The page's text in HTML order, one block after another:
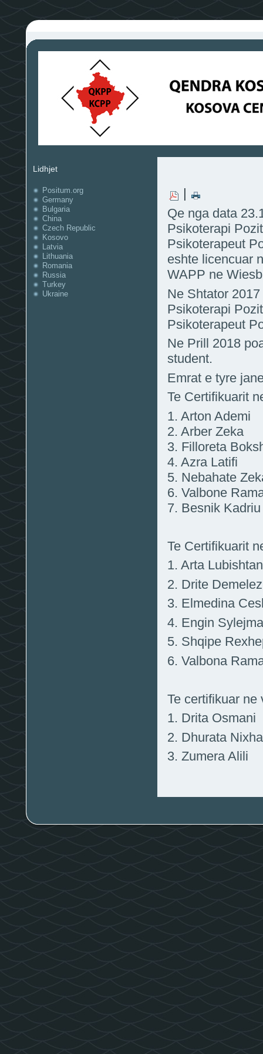
Lidhjet
Positum.org
Germany
Bulgaria
China
Czech Republic
Kosovo
Latvia
Lithuania
Romania
Russia
Turkey
Ukraine
|
Qe nga data
Psikoterapi
Psikoterapeut
eshte licencuar
WAPP ne
Ne Shtator
Psikoterapi
Psikoterapeut
Ne Prill 2018
student.
Emrat e tyre
Te Certifikuarit
1. Arton Ademi
2. Arber Zeka
3. Filloreta
4. Azra Latifi
5. Nebahate
6. Valbone
7. Besnik Kadriu
Te Certifikuarit
1. Arta
2. Drite
3. Elmedina
4. Engin
5. Shqipe
6. Valbona
Te certifikuar ne
1. Drita Osmani
2. Dhurata Nixha
3. Zumera Alili